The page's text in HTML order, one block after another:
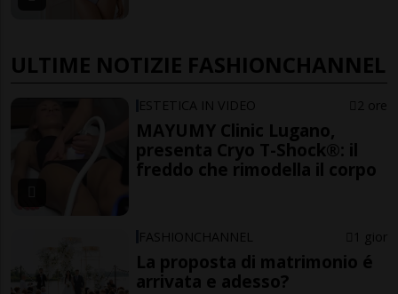
ULTIME NOTIZIE FASHIONCHANNEL
ESTETICA IN VIDEO 2 ore
MAYUMY Clinic Lugano,
presenta Cryo T-Shock®: il
freddo che rimodella il corpo
FASHIONCHANNEL 1 gior
La proposta di matrimonio é
arrivata e adesso?